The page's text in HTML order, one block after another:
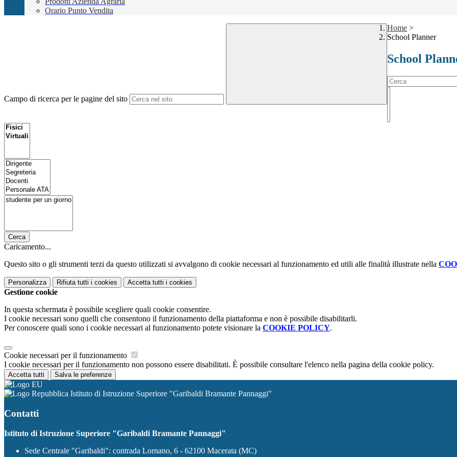
Orario Punto Vendita
Campo di ricerca per le pagine del sito
Home >
School Planner
School
Cerca
Caricamento...
Questo sito o gli strumenti terzi da questo utilizzati si avvalgono di cookie necessari al funzionamento ed utili alle finalità illustrate nella
Personalizza Rifiuta tutti i cookies Accetta tutti i cookies
Gestione cookie
In questa schermata è possibile scegliere quali cookie consentire.
I cookie necessari sono quelli che consentono il funzionamento della piattaforma e non è possibile disabilitarli.
Per conoscere quali sono i cookie necessari al funzionamento potete visionare la COOKIE POLICY.
Cookie necessari per il funzionamento
I cookie necessari per il funzionamento non possono essere disabilitati. È possibile consultare l'elenco nella pagina della cookie policy.
Accetta tutti Salva le preferenze
Istituto di Istruzione Superiore "Garibaldi Bramante Pannaggi"
Contatti
Istituto di Istruzione Superiore "Garibaldi Bramante Pannaggi"
Sede Centrale "Garibaldi": contrada Lornano, 6 - 62100 Macerata (MC)